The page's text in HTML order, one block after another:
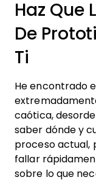
Haz Que
De
Ti
He encontrado
caótica,
saber dónde y
proceso actual,
fallar
sobre lo que